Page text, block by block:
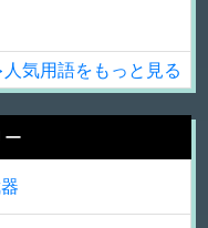
気用語をもっと見る
ー